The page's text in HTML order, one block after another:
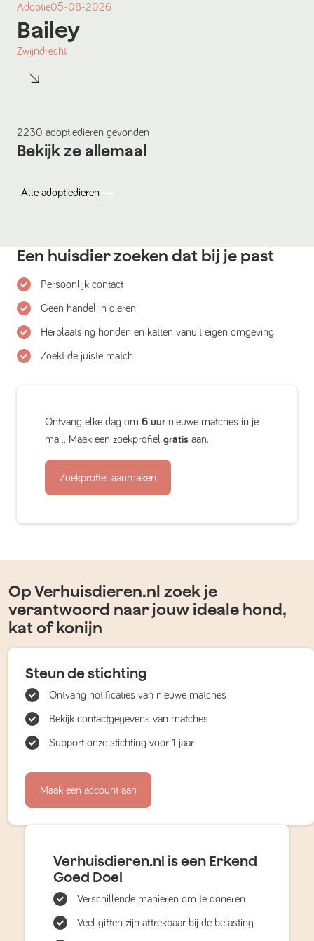
Adoptie05-08-2026
Bailey
Zwijndrecht
2230 adoptiedieren gevonden
Bekijk ze allemaal
Alle adoptiedieren
Een huisdier zoeken dat bij je past
Persoonlijk contact
Geen handel in dieren
Herplaatsing honden en katten vanuit eigen omgeving
Zoekt de juiste match
Ontvang elke dag om 6 uur nieuwe matches in je
mail. Maak een zoekprofiel gratis aan.
Zoekprofiel aanmaken
Op Verhuisdieren.nl zoek je
verantwoord naar jouw ideale hond,
kat of konijn
Steun de stichting
Ontvang notificaties van nieuwe matches
Bekijk contactgegevens van matches
Support onze stichting voor 1 jaar
Maak een account aan
Verhuisdieren.nl is een Erkend
Goed Doel
Verschillende manieren om te doneren
Veel giften zijn aftrekbaar bij de belasting